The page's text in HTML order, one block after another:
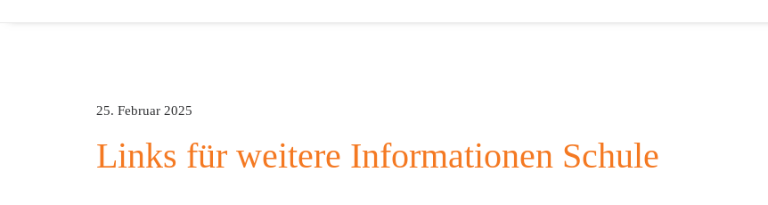
25. Februar 2025
Links für weitere Informationen Schule